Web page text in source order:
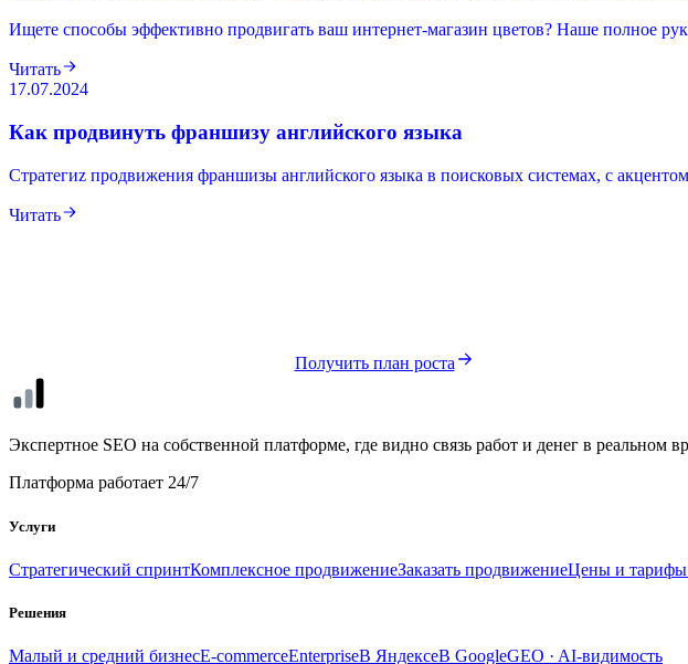
Ищете способы эффективно продвигать ваш интернет-магазин цветов? Наше полное
Читать
17.07.2024
Как продвинуть франшизу английского языка
Cтратегиz продвижения франшизы английского языка в поисковых системах, с
Читать
Получить план роста
Экспертное SEO на собственной платформе, где видно связь работ и денег в реальном
Платформа работает 24/7
Услуги
Стратегический спринтКомплексное продвижениеЗаказать продвижениеЦены и тарифы
Решения
Малый и средний бизнесE-commerceEnterpriseВ ЯндексеВ GoogleGEO · AI-видимость